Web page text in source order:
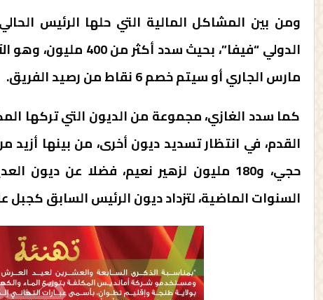
ومن بين المشاكل المالية التي حلها الرئيس
مارس الجاري أو سيتم خصم 6 نقاط من رصيد الفريق.
كما سدد الغازي، مجموعة من الديون التي تركها
حجي، و180 مليون لزهير نعيم، فضلا عن
السنوات الماضية، لتزداد ديون الرئيس السابق